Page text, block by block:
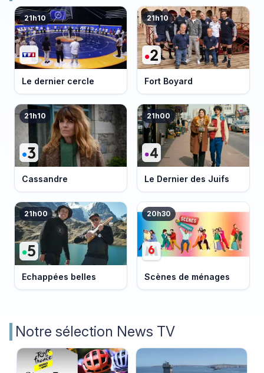
21h10
Le dernier cercle
21h10
Fort Boyard
21h10
Cassandre
21h00
Le Dernier des Juifs
21h00
Echappées belles
20h30
Scènes de ménages
Notre sélection News TV